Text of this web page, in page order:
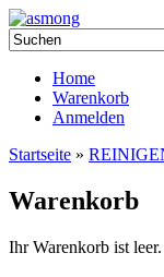
Home
Warenkorb
Anmelden
Startseite »
Warenkorb
Ihr Warenkorb ist leer.